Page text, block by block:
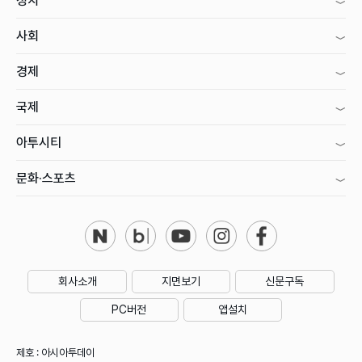
사회
경제
국제
아투시티
문화·스포츠
회사소개 지면보기 신문구독
PC버전 앱설치
제호 : 아시아투데이